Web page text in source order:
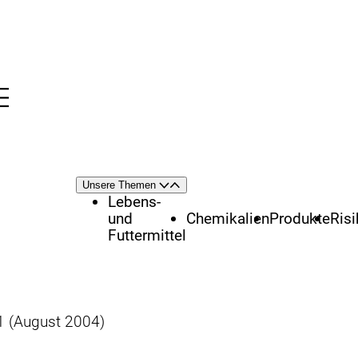
Themenschwerpunkte
Unsere Themen Öffnen
Schließen
Lebens-
und
Futtermittel
ChemikalienProdukte
(August 2004)